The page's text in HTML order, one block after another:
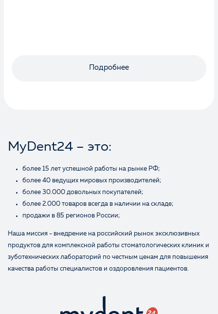
Подробнее
MyDent24 – это:
более 15 лет успешной работы на рынке РФ;
более 40 ведущих мировых производителей;
более 30.000 довольных покупателей;
более 2.000 товаров всегда в наличии на складе;
продажи в 85 регионов России;
Наша миссия - внедрение на российский рынок эксклюзивных
продуктов для комплексной работы стоматологических клиник и
зуботехнических лабораторий по честным ценам для повышения
качества работы специалистов и оздоровления пациентов.
Оценка
Отзыв